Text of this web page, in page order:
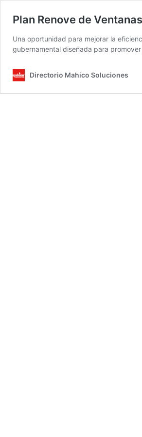
Plan Renove de Ventanas
Una oportunidad para mejorar la
gubernamental diseñada para
Directorio Mahico Soluciones